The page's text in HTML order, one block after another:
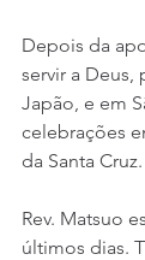
Depois da
servir a
Japão, e em
celebrações
da Santa Cruz.
Rev. Matsuo
últimos dias.